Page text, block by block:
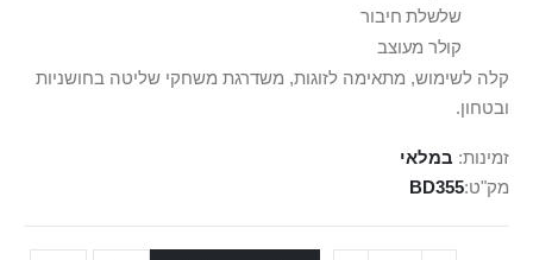
שלשלת חיבור
קולר מעוצב
קלה לשימוש, מתאימה לזוגות, משדרגת משחקי שליטה בחושניות
ובטחון.
זמינות: במלאי
מק"ט BD355